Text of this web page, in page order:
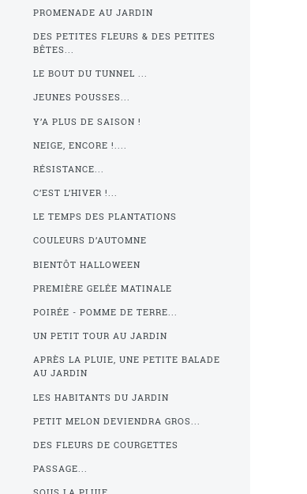
PROMENADE AU JARDIN
DES PETITES FLEURS & DES PETITES
BÊTES...
LE BOUT DU TUNNEL ...
JEUNES POUSSES...
Y’A PLUS DE SAISON !
NEIGE, ENCORE !....
RÉSISTANCE...
C’EST L’HIVER !...
LE TEMPS DES PLANTATIONS
COULEURS D’AUTOMNE
BIENTÔT HALLOWEEN
PREMIÈRE GELÉE MATINALE
POIRÉE - POMME DE TERRE...
UN PETIT TOUR AU JARDIN
APRÈS LA PLUIE, UNE PETITE BALADE
AU JARDIN
LES HABITANTS DU JARDIN
PETIT MELON DEVIENDRA GROS...
DES FLEURS DE COURGETTES
PASSAGE...